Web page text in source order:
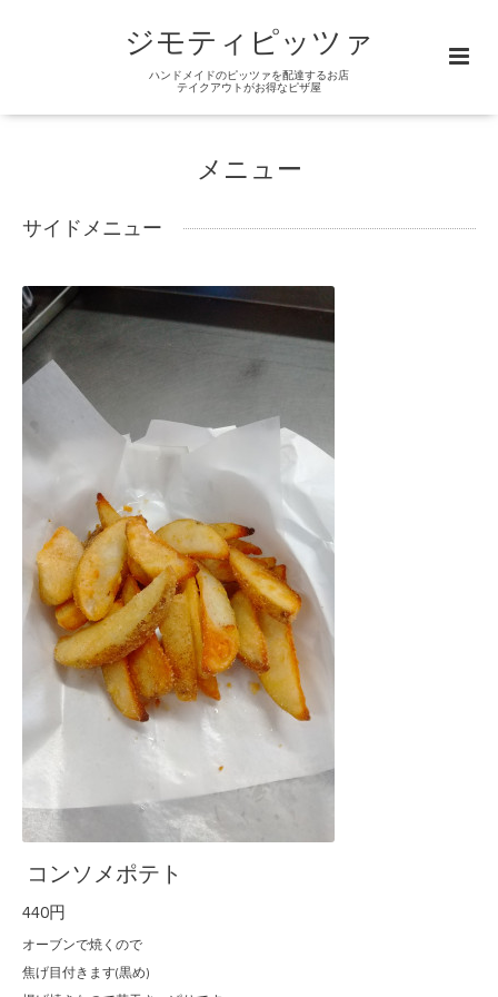
ジモティピッツァ
ハンドメイドのピッツァを配達するお店
テイクアウトがお得なピザ屋
メニュー
サイドメニュー
コンソメポテト
440円
オーブンで焼くので
焦げ目付きます(黒め)